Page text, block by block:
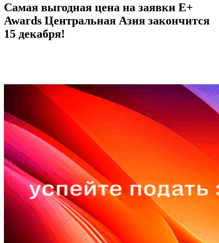
Самая выгодная цена на заявки E+
Awards Центральная Азия закончится
15 декабря!